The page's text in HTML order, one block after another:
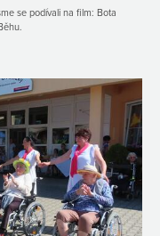
se podívali na film: Bota